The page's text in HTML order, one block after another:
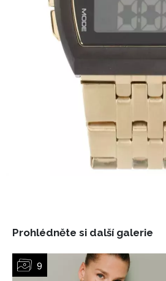
Prohlédněte si další galerie